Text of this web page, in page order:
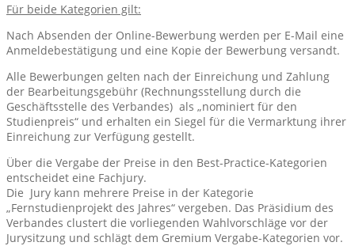
Für beide Kategorien gilt:
Nach Absenden der Online-Bewerbung werden per E-Mail eine
Anmeldebestätigung und eine Kopie der Bewerbung versandt.
Alle Bewerbungen gelten nach der Einreichung und Zahlung
der Bearbeitungsgebühr (Rechnungsstellung durch die
Geschäftsstelle des Verbandes) als „nominiert für den
Studienpreis“ und erhalten ein Siegel für die Vermarktung ihrer
Einreichung zur Verfügung gestellt.
Über die Vergabe der Preise in den Best-Practice-Kategorien
entscheidet eine Fachjury.
Die Jury kann mehrere Preise in der Kategorie
„Fernstudienprojekt des Jahres“ vergeben. Das Präsidium des
Verbandes clustert die vorliegenden Wahlvorschläge vor der
Jurysitzung und schlägt dem Gremium Vergabe-Kategorien vor.